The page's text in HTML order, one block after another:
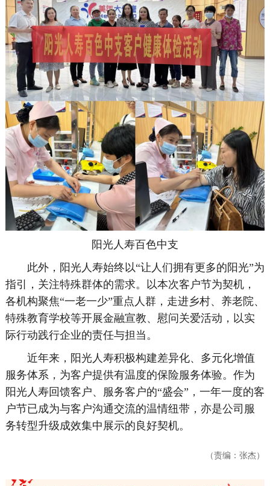
阳光人寿百色中支
此外，阳光人寿始终以“让人们拥有更多的阳光”为
指引，关注特殊群体的需求。以本次客户节为契机，
各机构聚焦“一老一少”重点人群，走进乡村、养老院、
特殊教育学校等开展金融宣教、慰问关爱活动，以实
际行动践行企业的责任与担当。
近年来，阳光人寿积极构建差异化、多元化增值
服务体系，为客户提供有温度的保险服务体验。作为
阳光人寿回馈客户、服务客户的“盛会”，一年一度的客
户节已成为与客户沟通交流的温情纽带，亦是公司服
务转型升级成效集中展示的良好契机。
（责编：张杰）